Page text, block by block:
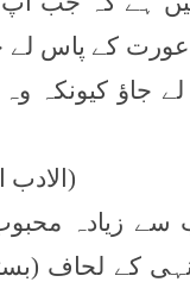
کے پاس لے
جاؤ کیونکہ
(الادب
زیادہ
کے لحاف